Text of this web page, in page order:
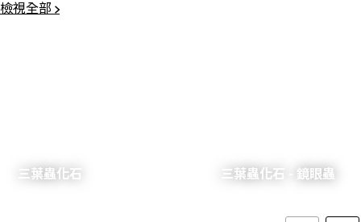
檢視全部
三葉蟲化石 三葉蟲化石 - 鏡眼蟲